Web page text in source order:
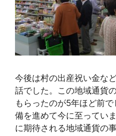
今後は村の出産祝い金な
話でした。この地域通貨
もらったのが5年ほど前
備を進めて今に至ってい
に期待される地域通貨の